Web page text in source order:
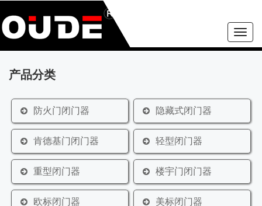
Toggle
产品分类
防火门闭门器 隐藏式闭门器
肯德基门闭门器 轻型闭门器
重型闭门器 楼宇门闭门器
欧标闭门器 美标闭门器